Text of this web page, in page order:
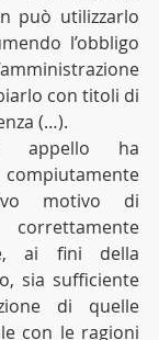
può utilizzarlo
l’obbligo
con titoli di
(…).
ha
motivo di
ai fini della
sia sufficiente
di quelle
con le ragioni